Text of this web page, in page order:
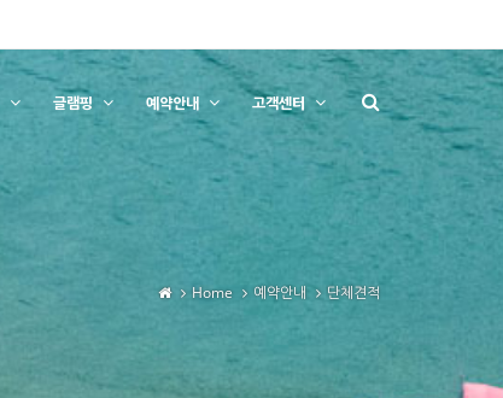
글램핑 예약안내 고객센터
Home 예약안내 단체견적